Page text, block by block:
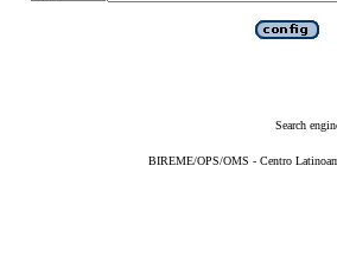
Search
BIREME/OPS/OMS - Centro